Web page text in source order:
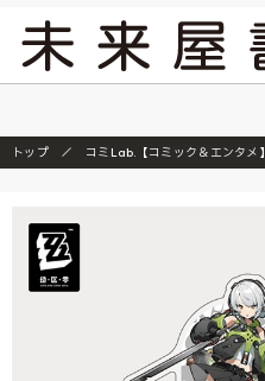
トップ コミLab.【コミック＆エンタメ】